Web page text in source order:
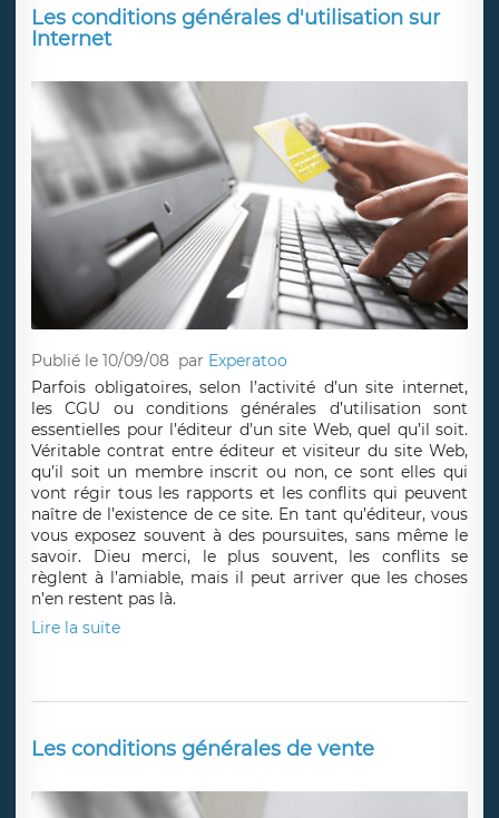
Les conditions générales d'utilisation sur
Internet
Publié le 10/09/08 par Experatoo
Parfois obligatoires, selon l’activité d’un site internet,
les CGU ou conditions générales d’utilisation sont
essentielles pour l’éditeur d’un site Web, quel qu’il soit.
Véritable contrat entre éditeur et visiteur du site Web,
qu’il soit un membre inscrit ou non, ce sont elles qui
vont régir tous les rapports et les conflits qui peuvent
naître de l’existence de ce site. En tant qu’éditeur, vous
vous exposez souvent à des poursuites, sans même le
savoir. Dieu merci, le plus souvent, les conflits se
règlent à l’amiable, mais il peut arriver que les choses
n’en restent pas là.
Lire la suite
Les conditions générales de vente